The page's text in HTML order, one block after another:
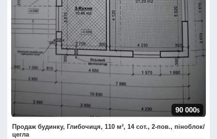
90 000$
Продаж будинку, Глибочиця, 110 м², 14 сот., 2-пов., піноблок/
цегла